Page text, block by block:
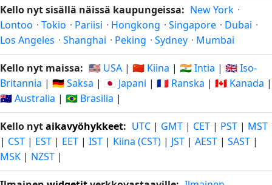
Kello nyt sisällä näissä kaupungeissa: New York ·
Lontoo · Tokio · Pariisi · Hongkong · Singapore · Dubai ·
Los Angeles · Shanghai · Peking · Sydney · Mumbai
Kello nyt maissa: 🇺🇸 USA | 🇨🇳 Kiina | 🇮🇳 Intia | 🇬🇧 Iso-
Britannia | 🇩🇪 Saksa | 🇯🇵 Japani | 🇫🇷 Ranska | 🇨🇦 Kanada |
🇦🇺 Australia | 🇧🇷 Brasilia |
Kello nytaikavyöhykkeet: UTC | GMT | CET | PST | MST
| CST | EST | EET | IST | Kiina (CST) | JST | AEST | SAST |
MSK | NZST |